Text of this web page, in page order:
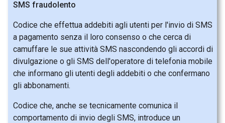
SMS fraudolento
Codice che effettua addebiti agli utenti per l'invio di SMS
a pagamento senza il loro consenso o che cerca di
camuffare le sue attività SMS nascondendo gli accordi di
divulgazione o gli SMS dell'operatore di telefonia mobile
che informano gli utenti degli addebiti o che confermano
gli abbonamenti.
Codice che, anche se tecnicamente comunica il
comportamento di invio degli SMS, introduce un